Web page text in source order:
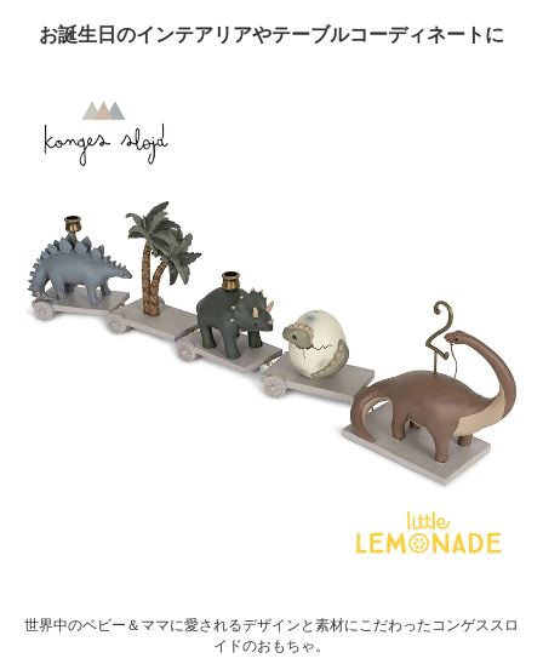
お誕生日のインテアリアやテーブルコーディネートに
世界中のベビー＆ママに愛されるデザインと素材にこだわったコンゲススロ
イドのおもちゃ。